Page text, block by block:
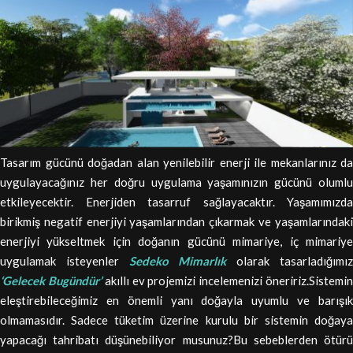
Tasarım gücünü doğadan alan yenilebilir enerji ile mekanlarınız da
uygulayacağınız her doğru uygulama yaşamınızın gücünü olumlu
etkileyecektir. Enerjiden tasarruf sağlayacaktır. Yaşamımızda
birikmiş negatif enerjiyi yaşamlarından çıkarmak ve yaşamlarındaki
enerjiyi yükseltmek için doğanın gücünü mimariye, iç mimariye
uygulamak isteyenler Sedeko Mimarlıkolarak tasarladığımız
‘Gelecek Bugündür’akıllı ev projemizi incelemenizi öneririz.Sistemin
eleştirebileceğimiz en önemli yanı doğayla uyumlu ve barışık
olmamasıdır. Sadece tüketim üzerine kurulu bir sistemin doğaya
yapacağı tahribatı düşünebiliyor musunuz?Bu sebeblerden ötürü